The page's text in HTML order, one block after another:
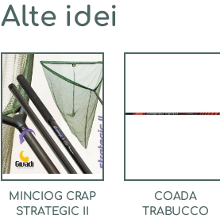
Alte idei
MINCIOG CRAP
STRATEGIC II
COADA
TRABUCCO